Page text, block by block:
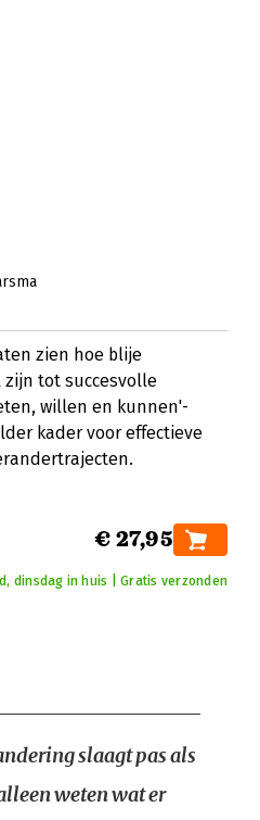
zien hoe blije
tot succesvolle
willen en kunnen'-
kader voor effectieve
€ 27,95
dinsdag in huis | Gratis verzonden
slaagt pas als
weten wat er